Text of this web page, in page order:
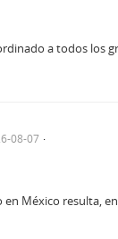
a todos los
08-07
México resulta,